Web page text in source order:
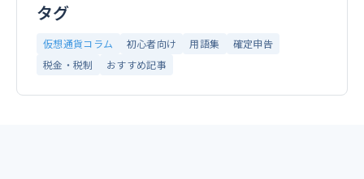
タグ
仮想通貨コラム 初心者向け 用語集
確定申告
税金・税制
おすすめ記事